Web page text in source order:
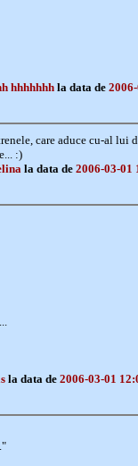
hhhhhhhla data de
care aduce cu-al lui
:)
la data de 2006-03-01
la data de 2006-03-01